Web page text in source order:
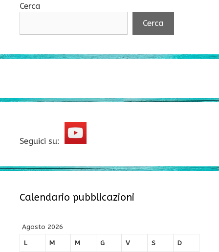
Cerca
Cerca
Seguici su:
Calendario pubblicazioni
Agosto 2026
L
M M G V S D